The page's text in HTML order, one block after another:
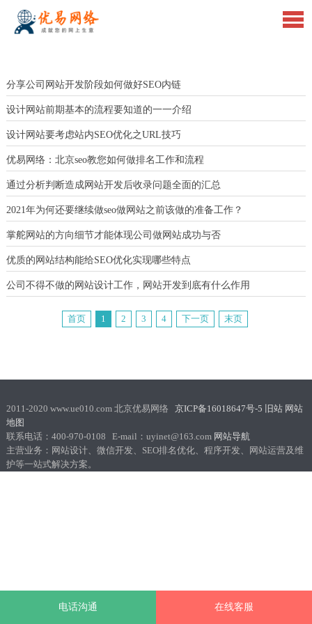
分享公司网站开发阶段如何做好SEO内链
设计网站前期基本的流程要知道的一一介绍
设计网站要考虑站内SEO优化之URL技巧
优易网络：北京seo教您如何做排名工作和流程
通过分析判断造成网站开发后收录问题全面的汇总
2021年为何还要继续做seo做网站之前该做的准备工作？
掌舵网站的方向细节才能体现公司做网站成功与否
优质的网站结构能给SEO优化实现哪些特点
公司不得不做的网站设计工作，网站开发到底有什么作用
首页 1 2 3 4 下一页 末页
2011-2020 www.ue010.com 北京优易网络 京ICP备16018647号-5 旧站 网站
地图
联系电话：400-970-0108 E-mail：uyinet@163.com 网站导航
主营业务：网站设计、微信开发、SEO排名优化、程序开发、网站运营及维
护等一站式解决方案。
电话沟通 在线客服